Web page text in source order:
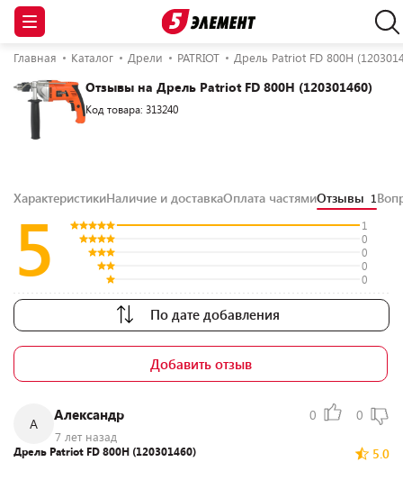
Главная Каталог Дрели PATRIOT Дрель Patriot FD 800H
Отзывы на Дрель Patriot FD 800H (120301460)
Код товара: 313240
ХарактеристикиНаличие и доставкаОплата частямиОтзывы 1
5
1
0
0
0
0
По дате добавления
Добавить отзыв
А
Александр
7 лет назад
0 0
5.0
Дрель Patriot FD 800H (120301460)